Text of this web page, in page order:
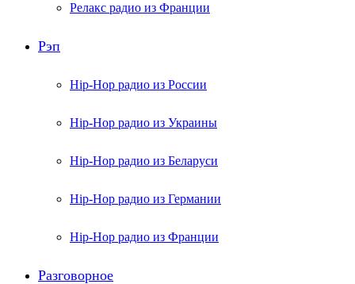
Релакс радио из Франции
Рэп
Hip-Hop радио из России
Hip-Hop радио из Украины
Hip-Hop радио из Беларуси
Hip-Hop радио из Германии
Hip-Hop радио из Франции
Разговорное